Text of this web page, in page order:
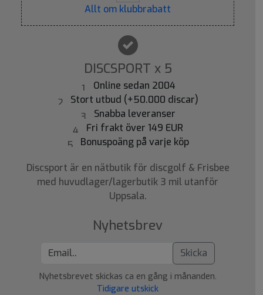
Allt om klubbrabatt
DISCSPORT x 5
Online sedan 2004
Stort utbud (+50.000 discar)
Snabba leveranser
Fri frakt över 149 EUR
Bonuspoäng på varje köp
Discsport är en nätbutik för discgolf & Frisbee
med huvudlager/lagerbutik 3 mil utanför
Uppsala.
Nyhetsbrev
Skicka
Nyhetsbrevet skickas ca en gång i månanden.
Tidigare utskick